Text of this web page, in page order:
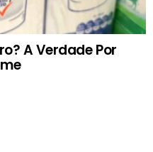
A Verdade Por